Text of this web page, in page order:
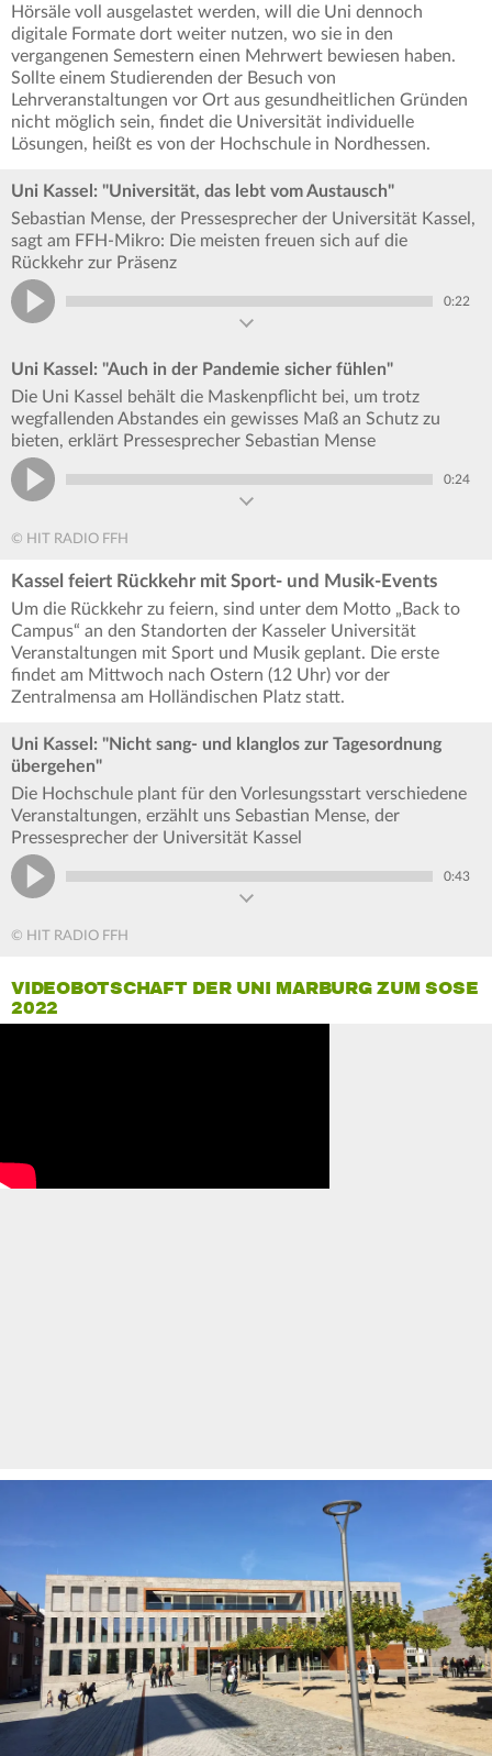
Hörsäle voll ausgelastet werden, will die Uni dennoch
digitale Formate dort weiter nutzen, wo sie in den
vergangenen Semestern einen Mehrwert bewiesen haben.
Sollte einem Studierenden der Besuch von
Lehrveranstaltungen vor Ort aus gesundheitlichen Gründen
nicht möglich sein, findet die Universität individuelle
Lösungen, heißt es von der Hochschule in Nordhessen.
Uni Kassel: "Universität, das lebt vom Austausch"
Sebastian Mense, der Pressesprecher der Universität Kassel,
sagt am FFH-Mikro: Die meisten freuen sich auf die
Rückkehr zur Präsenz
0:22
Uni Kassel: "Auch in der Pandemie sicher fühlen"
Die Uni Kassel behält die Maskenpflicht bei, um trotz
wegfallenden Abstandes ein gewisses Maß an Schutz zu
bieten, erklärt Pressesprecher Sebastian Mense
0:24
© HIT RADIO FFH
Kassel feiert Rückkehr mit Sport- und Musik-Events
Um die Rückkehr zu feiern, sind unter dem Motto „Back to
Campus“ an den Standorten der Kasseler Universität
Veranstaltungen mit Sport und Musik geplant. Die erste
findet am Mittwoch nach Ostern (12 Uhr) vor der
Zentralmensa am Holländischen Platz statt.
Uni Kassel: "Nicht sang- und klanglos zur Tagesordnung
übergehen"
Die Hochschule plant für den Vorlesungsstart verschiedene
Veranstaltungen, erzählt uns Sebastian Mense, der
Pressesprecher der Universität Kassel
0:43
© HIT RADIO FFH
VIDEOBOTSCHAFT DER UNI MARBURG ZUM SOSE
2022